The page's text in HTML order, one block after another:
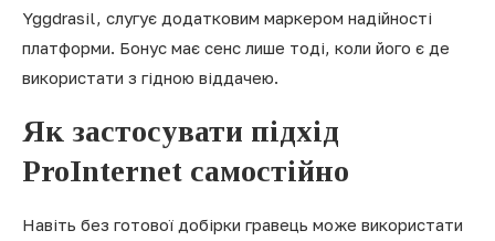
Yggdrasil, слугує додатковим маркером надійності
платформи. Бонус має сенс лише тоді, коли його є де
використати з гідною віддачею.
Як застосувати підхід
ProInternet самостійно
Навіть без готової добірки гравець може використати